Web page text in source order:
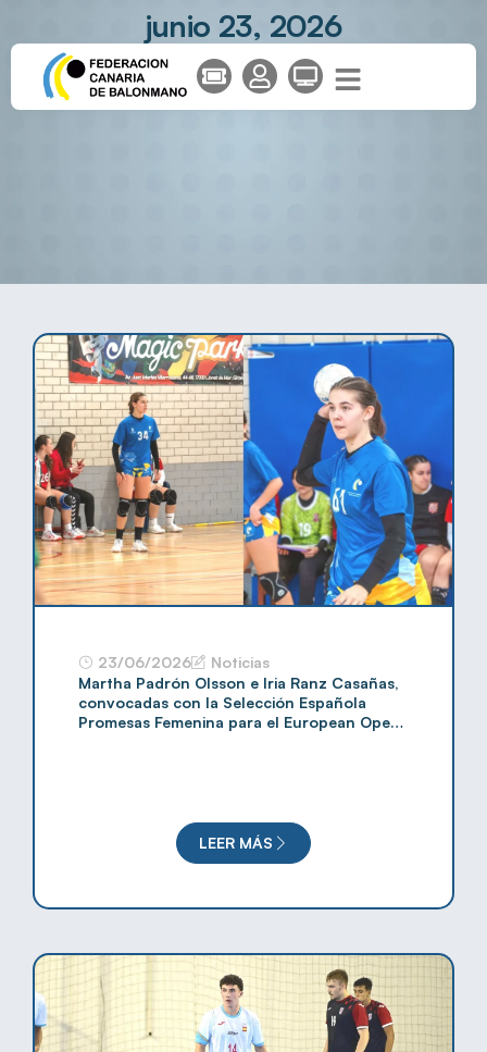
junio 23, 2026
23/06/2026
Noticias
Martha Padrón Olsson e Iria Ranz Casañas,
convocadas con la Selección Española
Promesas Femenina para el European Open
LEER MÁS